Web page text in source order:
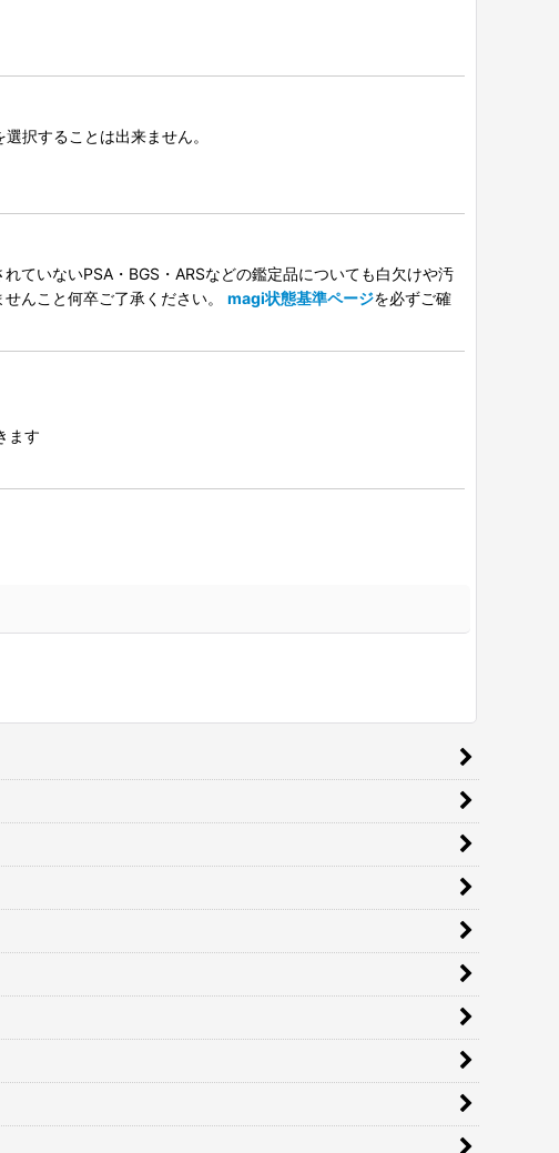
択することは出来ません。
ていないPSA・BGS・ARSなどの鑑定品についても白欠けや汚
んこと何卒ご了承ください。 magi状態基準ページを必ずご確
ます